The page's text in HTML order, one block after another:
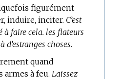
figurément
induire, inciter. C’est
à faire cela. les flateurs
d’estranges choses.
quand
armes à feu. Laissez